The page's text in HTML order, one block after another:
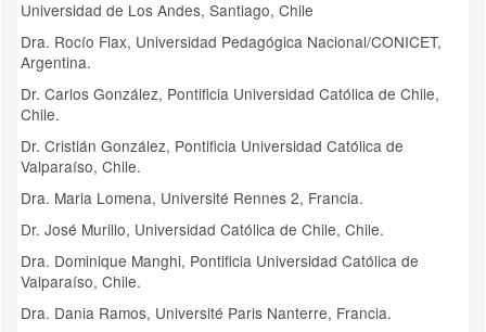
Universidad de Los Andes, Santiago, Chile
Dra. Rocío Flax, Universidad Pedagógica Nacional/CONICET,
Argentina.
Dr. Carlos González, Pontificia Universidad Católica de Chile,
Chile.
Dr. Cristián González, Pontificia Universidad Católica de
Valparaíso, Chile.
Dra. Maria Lomena, Université Rennes 2, Francia.
Dr. José Murillo, Universidad Católica de Chile, Chile.
Dra. Dominique Manghi, Pontificia Universidad Católica de
Valparaíso, Chile.
Dra. Dania Ramos, Université Paris Nanterre, Francia.